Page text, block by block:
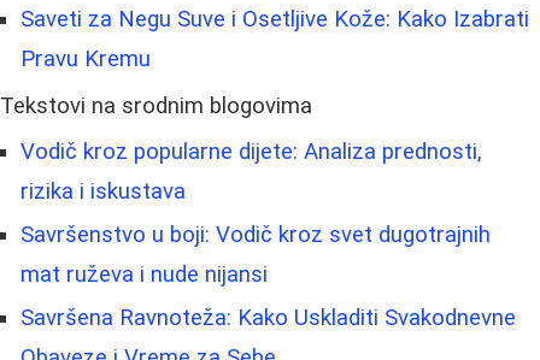
Saveti za Negu Suve i Osetljive Kože: Kako Izabrati
Pravu Kremu
Tekstovi na srodnim blogovima
Vodič kroz popularne dijete: Analiza prednosti,
rizika i iskustava
Savršenstvo u boji: Vodič kroz svet dugotrajnih
mat ruževa i nude nijansi
Savršena Ravnoteža: Kako Uskladiti Svakodnevne